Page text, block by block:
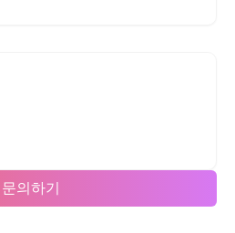
문의하기